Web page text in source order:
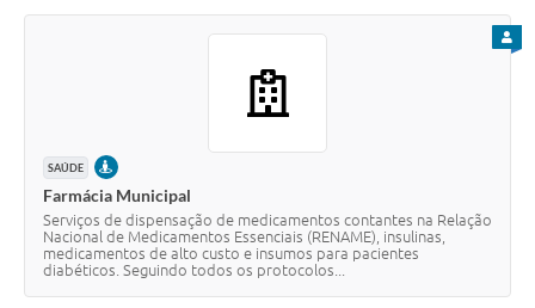
SAÚDE PRESENCIAL
Farmácia Municipal
Serviços de dispensação de medicamentos contantes na Relação
Nacional de Medicamentos Essenciais (RENAME), insulinas,
medicamentos de alto custo e insumos para pacientes
diabéticos. Seguindo todos os protocolos...